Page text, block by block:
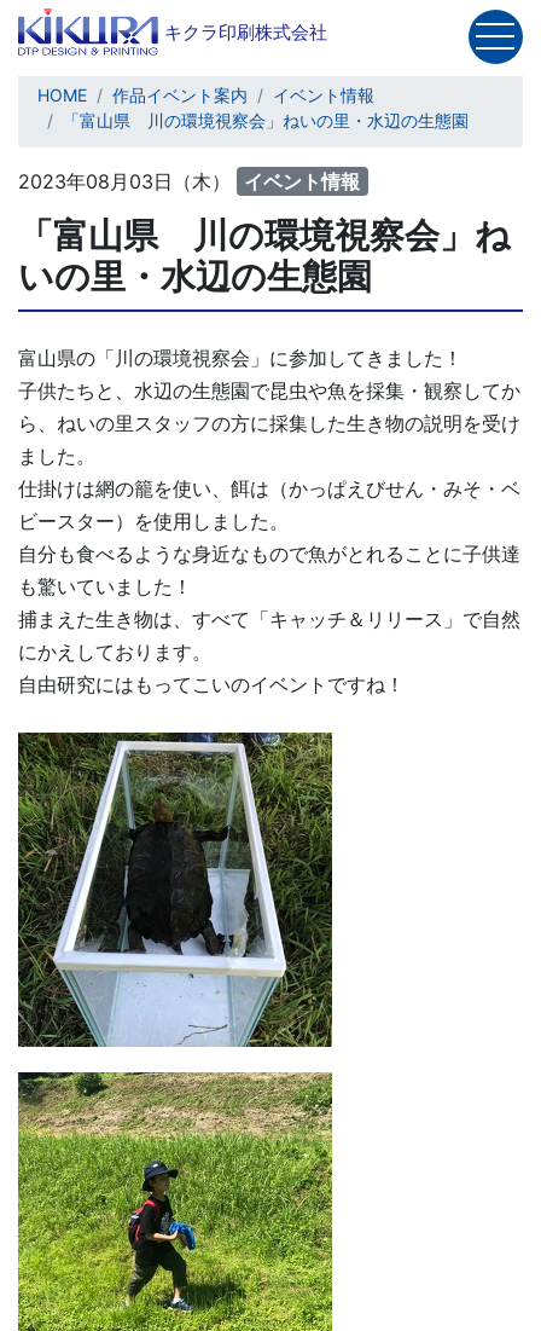
キクラ印刷株式会社
会社概要
商品一覧
お問い合わせ
サイトマップ
再注文 マイページ
HOME 作品イベント案内
イベント情報
「富山県 川の環境視察会」ねいの里・水辺の生態園
2023年08月03日（木） イベント情報
「富山県 川の環境視察会」ね
いの里・水辺の生態園
富山県の「川の環境視察会」に参加してきました！
子供たちと、水辺の生態園で昆虫や魚を採集・観察してか
ら、ねいの里スタッフの方に採集した生き物の説明を受け
ました。
仕掛けは網の籠を使い、餌は（かっぱえびせん・みそ・ベ
ビースター）を使用しました。
自分も食べるような身近なもので魚がとれることに子供達
も驚いていました！
捕まえた生き物は、すべて「キャッチ＆リリース」で自然
にかえしております。
自由研究にはもってこいのイベントですね！